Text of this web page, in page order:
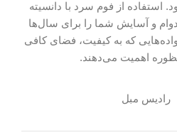
استفاده از فوم سرد با دانسیته
و آسایش شما را برای سال‌ها
که به کیفیت، فضای کافی
اهمیت می‌دهند.
رادیس مبل